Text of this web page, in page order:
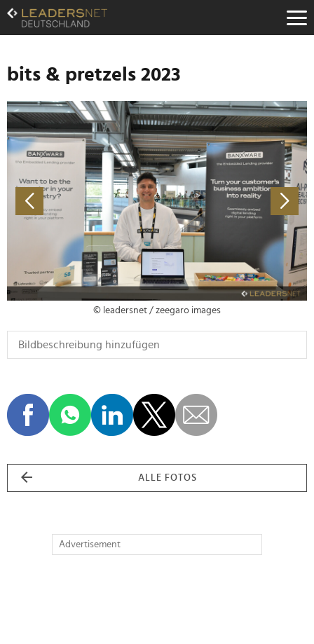
Zum
Inhalt
Zur
Navigation
Zur
Hauptnavigation
bits & pretzels 2023
© leadersnet / zeegaro images
ALLE FOTOS
Advertisement